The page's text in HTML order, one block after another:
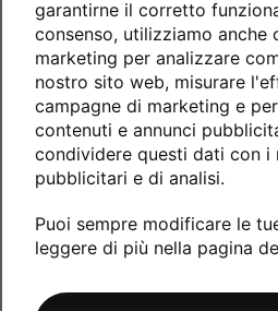
garantirne il corretto
consenso, utilizziamo anche
marketing per analizzare
nostro sito web, misurare
campagne di marketing e
contenuti e annunci
condividere questi dati con i
pubblicitari e di analisi.
Puoi sempre modificare le
leggere di più nella pagina